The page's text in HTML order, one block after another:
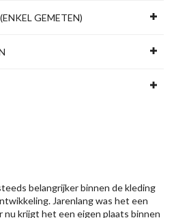
GEMETEN)
belangrijker binnen de kleding
Jarenlang was het een
nu krijgt het een eigen plaats binnen